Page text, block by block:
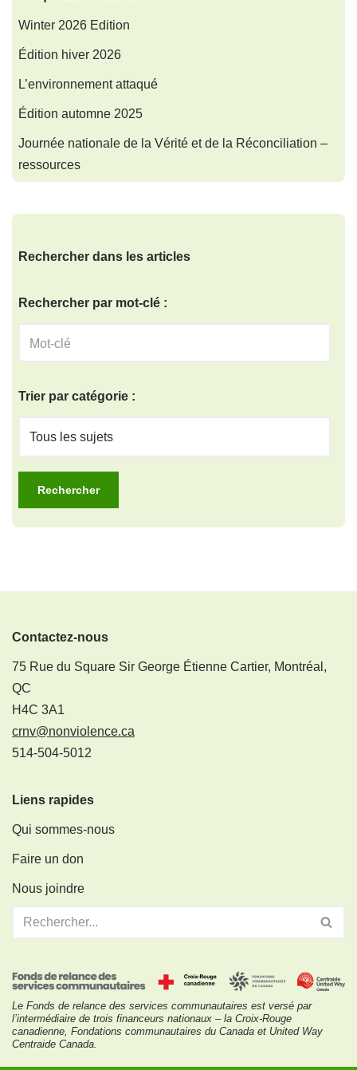
Winter 2026 Edition
Édition hiver 2026
L’environnement attaqué
Édition automne 2025
Journée nationale de la Vérité et de la Réconciliation –
ressources
Rechercher dans les articles
Rechercher par mot-clé :
Trier par catégorie :
Contactez-nous
75 Rue du Square Sir George Étienne Cartier, Montréal,
QC
H4C 3A1
crnv@nonviolence.ca
514-504-5012
Liens rapides
Qui sommes-nous
Faire un don
Nous joindre
Le Fonds de relance des services communautaires est versé par
l’intermédiaire de trois financeurs nationaux – la Croix-Rouge
canadienne, Fondations communautaires du Canada et United Way
Centraide Canada.